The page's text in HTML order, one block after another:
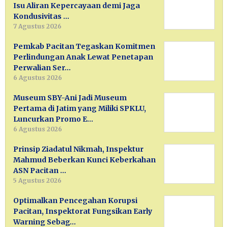
Isu Aliran Kepercayaan demi Jaga
Kondusivitas …
7 Agustus 2026
Pemkab Pacitan Tegaskan Komitmen
Perlindungan Anak Lewat Penetapan
Perwalian Ser…
6 Agustus 2026
Museum SBY-Ani Jadi Museum
Pertama di Jatim yang Miliki SPKLU,
Luncurkan Promo E…
6 Agustus 2026
Prinsip Ziadatul Nikmah, Inspektur
Mahmud Beberkan Kunci Keberkahan
ASN Pacitan …
5 Agustus 2026
Optimalkan Pencegahan Korupsi
Pacitan, Inspektorat Fungsikan Early
Warning Sebag…